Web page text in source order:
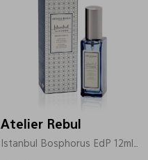
Atelier Rebul